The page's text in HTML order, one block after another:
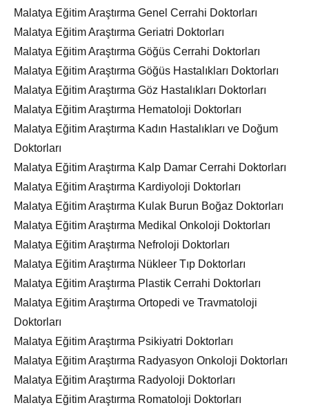
Malatya Eğitim Araştırma Genel Cerrahi Doktorları
Malatya Eğitim Araştırma Geriatri Doktorları
Malatya Eğitim Araştırma Göğüs Cerrahi Doktorları
Malatya Eğitim Araştırma Göğüs Hastalıkları Doktorları
Malatya Eğitim Araştırma Göz Hastalıkları Doktorları
Malatya Eğitim Araştırma Hematoloji Doktorları
Malatya Eğitim Araştırma Kadın Hastalıkları ve Doğum
Doktorları
Malatya Eğitim Araştırma Kalp Damar Cerrahi Doktorları
Malatya Eğitim Araştırma Kardiyoloji Doktorları
Malatya Eğitim Araştırma Kulak Burun Boğaz Doktorları
Malatya Eğitim Araştırma Medikal Onkoloji Doktorları
Malatya Eğitim Araştırma Nefroloji Doktorları
Malatya Eğitim Araştırma Nükleer Tıp Doktorları
Malatya Eğitim Araştırma Plastik Cerrahi Doktorları
Malatya Eğitim Araştırma Ortopedi ve Travmatoloji
Doktorları
Malatya Eğitim Araştırma Psikiyatri Doktorları
Malatya Eğitim Araştırma Radyasyon Onkoloji Doktorları
Malatya Eğitim Araştırma Radyoloji Doktorları
Malatya Eğitim Araştırma Romatoloji Doktorları